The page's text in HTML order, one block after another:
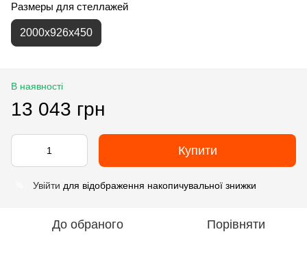
Размеры для стеллажей
2000х926х450
В наявності
13 043 грн
Купити
Увійти для відображення накопичувальної знижки
До обраного Порівняти